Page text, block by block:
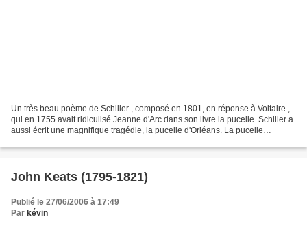
Un très beau poème de Schiller , composé en 1801, en réponse à Voltaire ,
qui en 1755 avait ridiculisé Jeanne d'Arc dans son livre la pucelle. Schiller a
aussi écrit une magnifique tragédie, la pucelle d'Orléans. La pucelle
John Keats (1795-1821)
Publié le 27/06/2006 à 17:49
Par kévin